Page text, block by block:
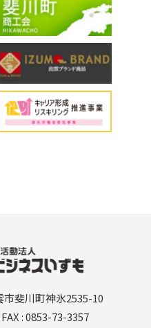
斐川町神氷2535-10
: 0853-73-3357